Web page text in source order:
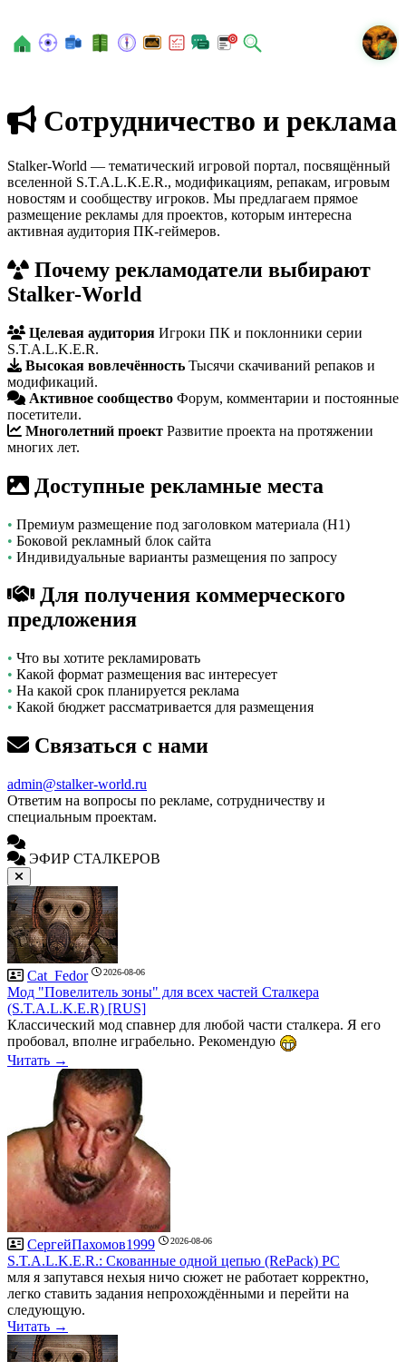
N
Сотрудничество и реклама
Stalker-World — тематический игровой портал, посвящённый
вселенной S.T.A.L.K.E.R., модификациям, репакам, игровым
новостям и сообществу игроков. Мы предлагаем прямое
размещение рекламы для проектов, которым интересна
активная аудитория ПК-геймеров.
Почему рекламодатели выбирают
Stalker-World
Целевая аудитория Игроки ПК и поклонники серии
S.T.A.L.K.E.R.
Высокая вовлечённость Тысячи скачиваний репаков и
модификаций.
Активное сообщество Форум, комментарии и постоянные
посетители.
Многолетний проект Развитие проекта на протяжении
многих лет.
Доступные рекламные места
• Премиум размещение под заголовком материала (H1)
• Боковой рекламный блок сайта
• Индивидуальные варианты размещения по запросу
Для получения коммерческого
предложения
• Что вы хотите рекламировать
• Какой формат размещения вас интересует
• На какой срок планируется реклама
• Какой бюджет рассматривается для размещения
Связаться с нами
admin@stalker-world.ru
Ответим на вопросы по рекламе, сотрудничеству и
специальным проектам.
ЭФИР СТАЛКЕРОВ
Cat_Fedor 2026-08-06
Мод "Повелитель зоны" для всех частей Сталкера
(S.T.A.L.K.E.R) [RUS]
Классический мод спавнер для любой части сталкера. Я его
пробовал, вполне играбельно. Рекомендую
Читать →
СергейПахомов1999 2026-08-06
S.T.A.L.K.E.R.: Скованные одной цепью (RePack) PC
мля я запутався нехыя ничо сюжет не работает корректно,
легко ставить задания непрохождёнными и перейти на
следующую.
Читать →